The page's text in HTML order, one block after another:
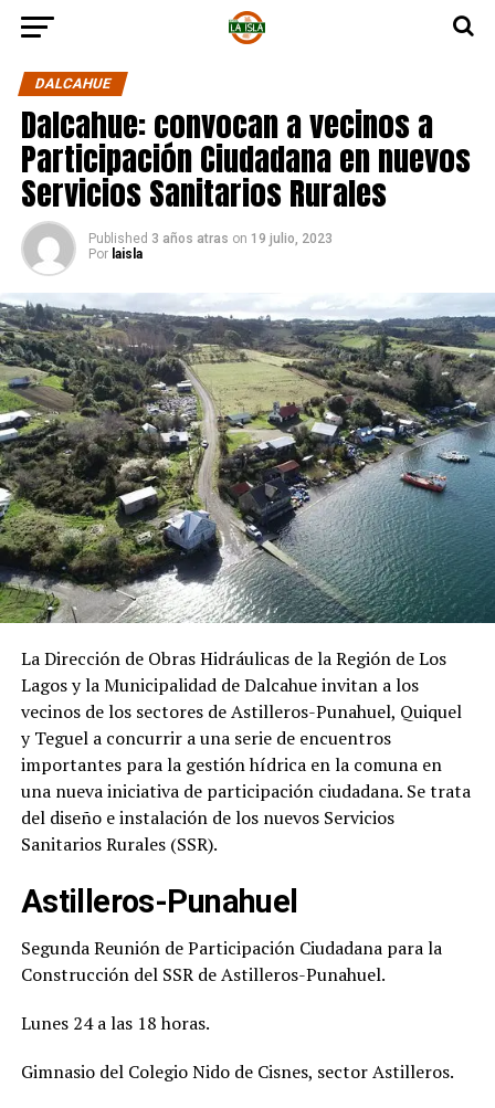
DALCAHUE
Dalcahue: convocan a vecinos a
Participación Ciudadana en nuevos
Servicios Sanitarios Rurales
Published 3 años atras on 19 julio, 2023
Por laisla
La Dirección de Obras Hidráulicas de la Región de Los
Lagos y la Municipalidad de Dalcahue invitan a los
vecinos de los sectores de Astilleros-Punahuel, Quiquel
y Teguel a concurrir a una serie de encuentros
importantes para la gestión hídrica en la comuna en
una nueva iniciativa de participación ciudadana. Se trata
del diseño e instalación de los nuevos Servicios
Sanitarios Rurales (SSR).
Astilleros-Punahuel
Segunda Reunión de Participación Ciudadana para la
Construcción del SSR de Astilleros-Punahuel.
Lunes 24 a las 18 horas.
Gimnasio del Colegio Nido de Cisnes, sector Astilleros.